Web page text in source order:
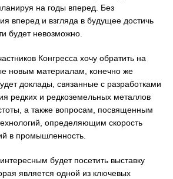
на годы вперед. Без
вперед и взгляда в будущее достичь
будет невозможно.
Конгресса хочу обратить на
новым материалам, конечно же
доклады, связанные с разработками
редких и редкоземельных металлов
а также вопросам, посвященным
определяющим скорость
в промышленность.
будет посетить выставку
является одной из ключевых